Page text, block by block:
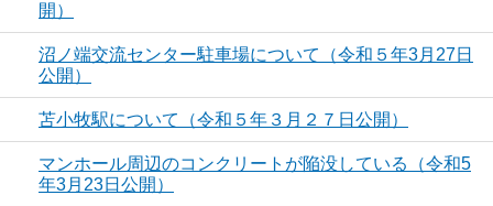
開）
沼ノ端交流センター駐車場について（令和５年3月27日
公開）
苫小牧駅について（令和５年３月２７日公開）
マンホール周辺のコンクリートが陥没している（令和5
年3月23日公開）